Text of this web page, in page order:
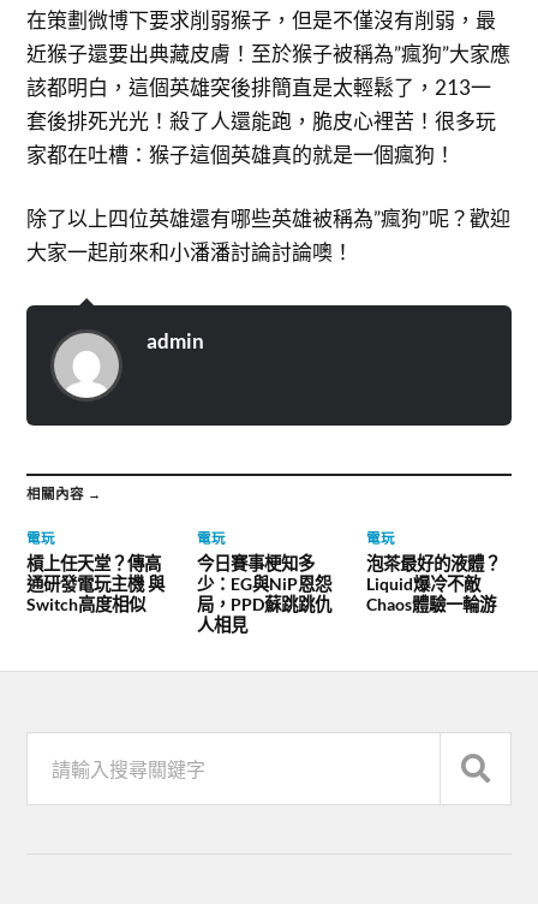
在策劃微博下要求削弱猴子，但是不僅沒有削弱，最
近猴子還要出典藏皮膚！至於猴子被稱為”瘋狗”大家應
該都明白，這個英雄突後排簡直是太輕鬆了，213一
套後排死光光！殺了人還能跑，脆皮心裡苦！很多玩
家都在吐槽：猴子這個英雄真的就是一個瘋狗！
除了以上四位英雄還有哪些英雄被稱為”瘋狗”呢？歡迎
大家一起前來和小潘潘討論討論噢！
admin
相關內容 →
電玩
槓上任天堂？傳高
通研發電玩主機 與
Switch高度相似
電玩
今日賽事梗知多
少：EG與NiP恩怨
局，PPD蘇跳跳仇
人相見
電玩
泡茶最好的液體？
Liquid爆冷不敵
Chaos體驗一輪游